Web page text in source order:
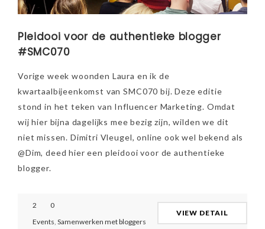
Pleidooi voor de authentieke blogger
#SMC070
Vorige week woonden Laura en ik de
kwartaalbijeenkomst van SMC070 bij. Deze editie
stond in het teken van Influencer Marketing. Omdat
wij hier bijna dagelijks mee bezig zijn, wilden we dit
niet missen. Dimitri Vleugel, online ook wel bekend als
@Dim, deed hier een pleidooi voor de authentieke
blogger.
2
0
Events Samenwerken met bloggers
VIEW DETAIL